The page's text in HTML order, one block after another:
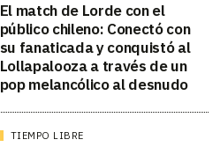
El match de Lorde con el
público chileno: Conectó con
su fanaticada y conquistó al
Lollapalooza a través de un
pop melancólico al desnudo
TIEMPO LIBRE